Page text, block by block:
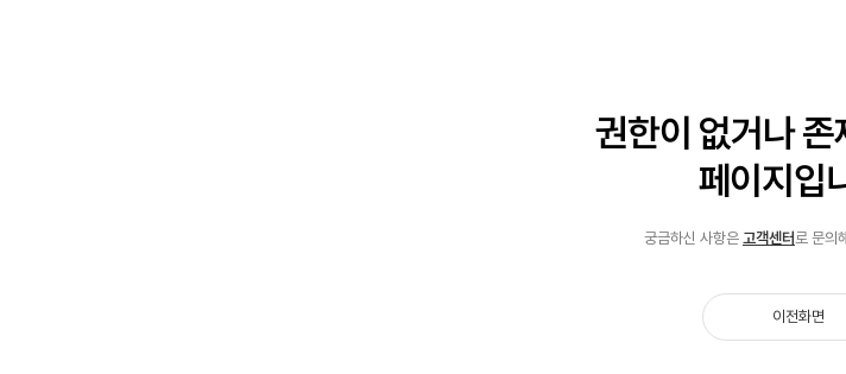
권한이 없거나
페이지입
궁금하신 사항은 고객센터로 문의
이전화면